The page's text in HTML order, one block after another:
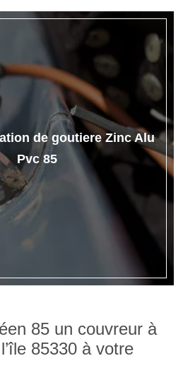
de goutiere Zinc Alu
Pvc 85
85 un couvreur à
85330 à votre